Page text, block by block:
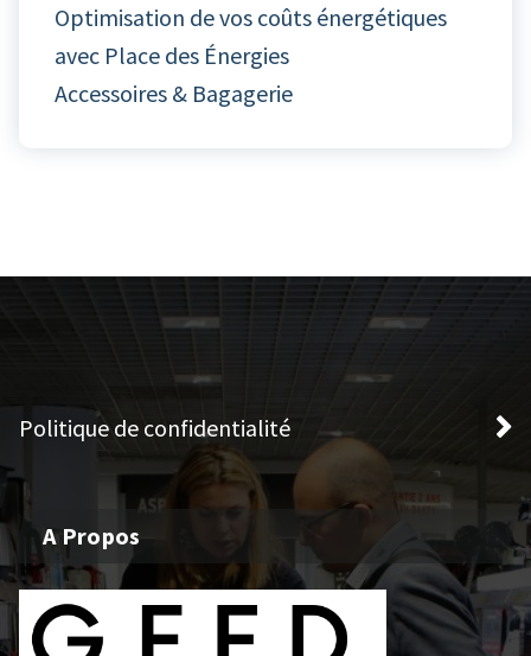
Optimisation de vos coûts énergétiques
avec Place des Énergies
Accessoires & Bagagerie
Politique de confidentialité
A Propos